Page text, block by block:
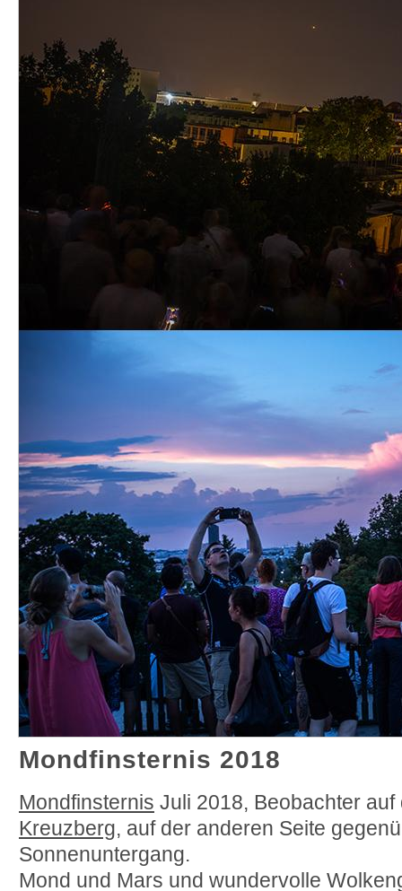
Mondfinsternis 2018
Mondfinsternis Juli 2018, Beobachter
Kreuzberg, auf der anderen Seite
Sonnenuntergang.
Mond und Mars und wundervolle